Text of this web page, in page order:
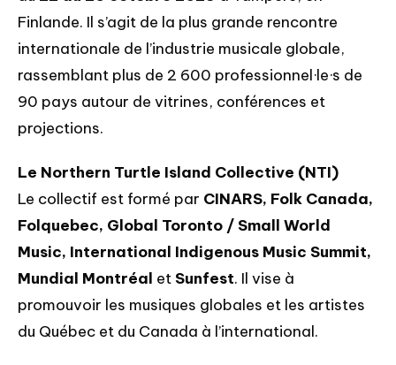
Finlande. Il s’agit de la plus grande rencontre
internationale de l’industrie musicale globale,
rassemblant plus de 2 600 professionnel·le·s de
90 pays autour de vitrines, conférences et
projections.
Le Northern Turtle Island Collective (NTI)
Le collectif est formé par CINARS, Folk Canada,
Folquebec, Global Toronto / Small World
Music, International Indigenous Music Summit,
Mundial Montréal etSunfest. Il vise à
promouvoir les musiques globales et les artistes
du Québec et du Canada à l’international.